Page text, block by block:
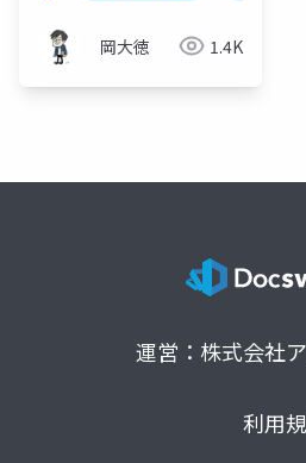
岡大徳 1.4K
運営：株式会社
利用